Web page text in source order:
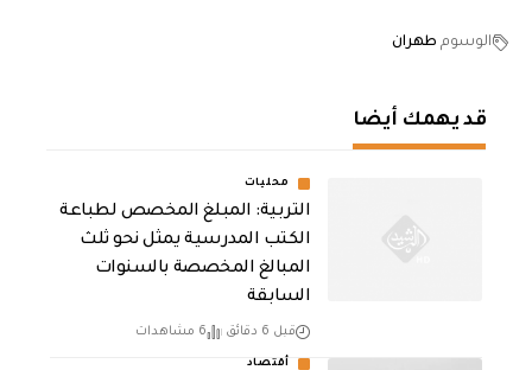
الوسوم طهران
قد يهمك أيضا
محليات
التربية: المبلغ المخصص لطباعة
الكتب المدرسية يمثل نحو ثلث
المبالغ المخصصة بالسنوات
السابقة
قبل 6 دقائق 6 مشاهدات
أقتصاد